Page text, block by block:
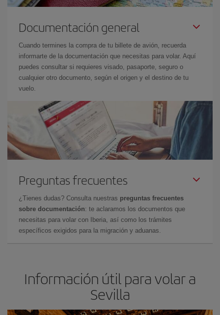
Documentación general
Cuando termines la compra de tu billete de avión, recuerda
informarte de la documentación que necesitas para volar. Aquí
puedes consultar si requieres visado, pasaporte, seguro o
cualquier otro documento, según el origen y el destino de tu
vuelo.
Preguntas frecuentes
¿Tienes dudas? Consulta nuestras preguntas frecuentes
sobre documentación: te aclaramos los documentos que
necesitas para volar con Iberia, así como los trámites
específicos exigidos para la migración y aduanas.
Información útil para volar a
Sevilla